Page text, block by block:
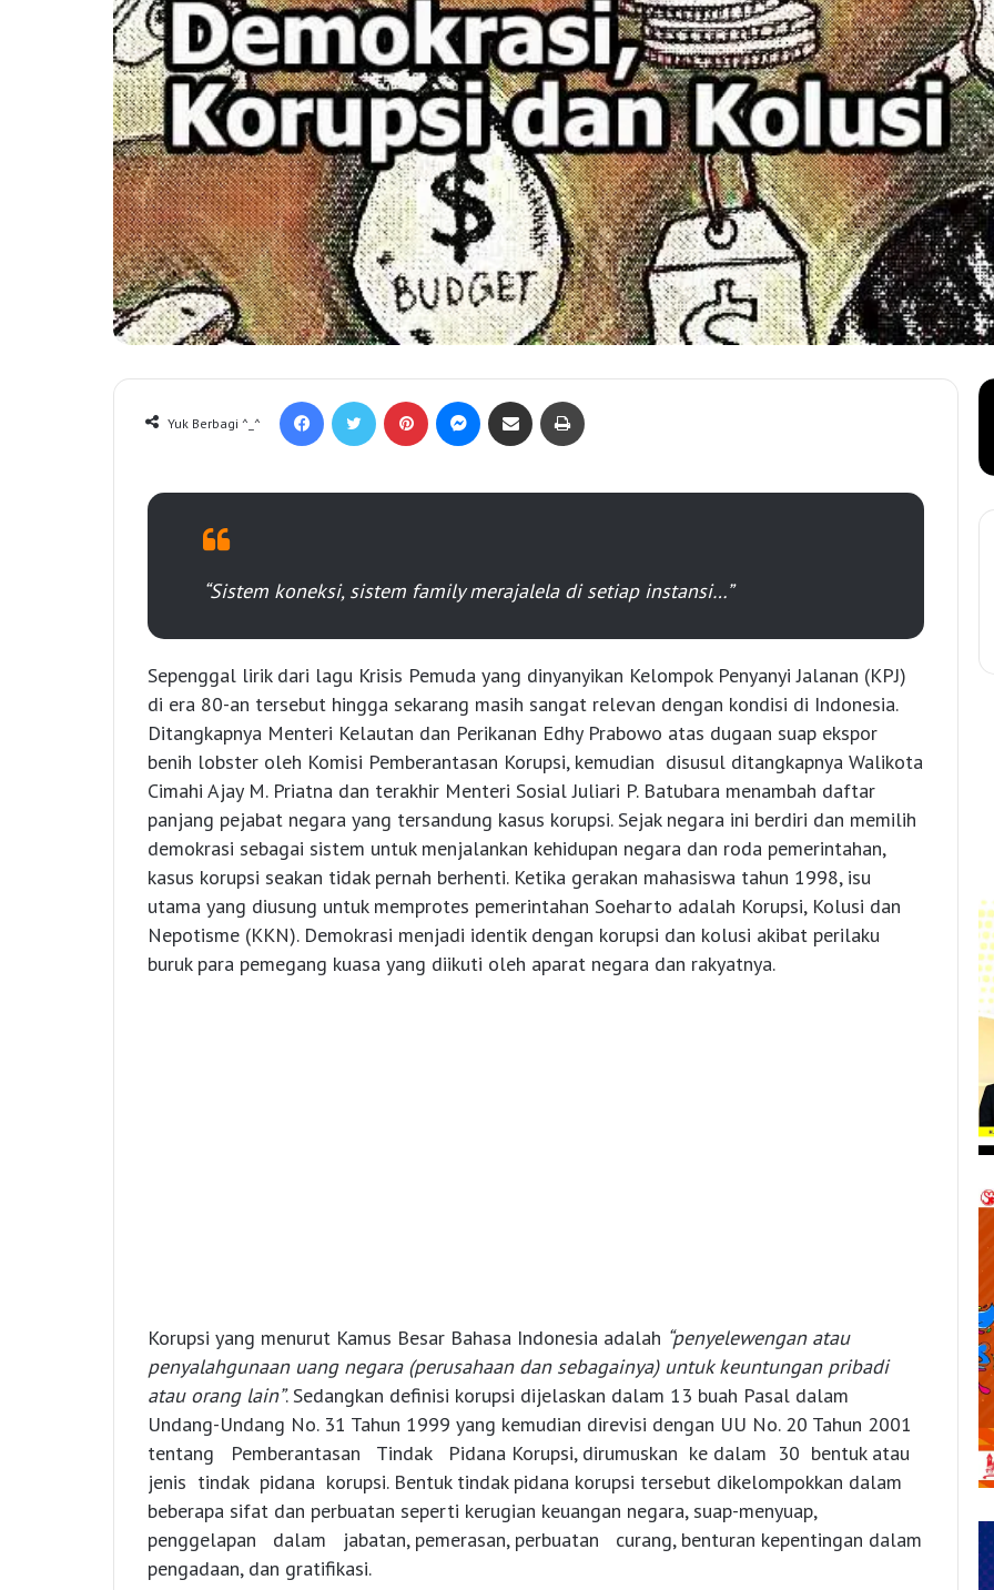
Yuk Berbagi ^_^
“Sistem koneksi, sistem family merajalela di setiap instansi…”
Sepenggal lirik dari lagu Krisis Pemuda yang dinyanyikan Kelompok Penyanyi Jalanan (KPJ)
di era 80-an tersebut hingga sekarang masih sangat relevan dengan kondisi di Indonesia.
Ditangkapnya Menteri Kelautan dan Perikanan Edhy Prabowo atas dugaan suap ekspor
benih lobster oleh Komisi Pemberantasan Korupsi, kemudian disusul ditangkapnya Walikota
Cimahi Ajay M. Priatna dan terakhir Menteri Sosial Juliari P. Batubara menambah daftar
panjang pejabat negara yang tersandung kasus korupsi. Sejak negara ini berdiri dan memilih
demokrasi sebagai sistem untuk menjalankan kehidupan negara dan roda pemerintahan,
kasus korupsi seakan tidak pernah berhenti. Ketika gerakan mahasiswa tahun 1998, isu
utama yang diusung untuk memprotes pemerintahan Soeharto adalah Korupsi, Kolusi dan
Nepotisme (KKN). Demokrasi menjadi identik dengan korupsi dan kolusi akibat perilaku
buruk para pemegang kuasa yang diikuti oleh aparat negara dan rakyatnya.
Korupsi yang menurut Kamus Besar Bahasa Indonesia adalah “penyelewengan atau
penyalahgunaan uang negara (perusahaan dan sebagainya) untuk keuntungan pribadi
atau orang lain”. Sedangkan definisi korupsi dijelaskan dalam 13 buah Pasal dalam
Undang-Undang No. 31 Tahun 1999 yang kemudian direvisi dengan UU No. 20 Tahun 2001
tentang Pemberantasan Tindak Pidana Korupsi, dirumuskan ke dalam 30 bentuk atau
jenis tindak pidana korupsi. Bentuk tindak pidana korupsi tersebut dikelompokkan dalam
beberapa sifat dan perbuatan seperti kerugian keuangan negara, suap-menyuap,
penggelapan dalam jabatan, pemerasan, perbuatan curang, benturan kepentingan dalam
pengadaan, dan gratifikasi.